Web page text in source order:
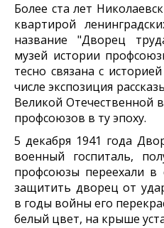
Более ста лет
квартирой
название "Дворец
музей истории
тесно связана с
числе экспозиция
Великой Отечественной
профсоюзов в ту эпоху.
5 декабря 1941 года
военный госпиталь,
профсоюзы переехали в
защитить дворец от
в годы войны его
белый цвет, на крыше